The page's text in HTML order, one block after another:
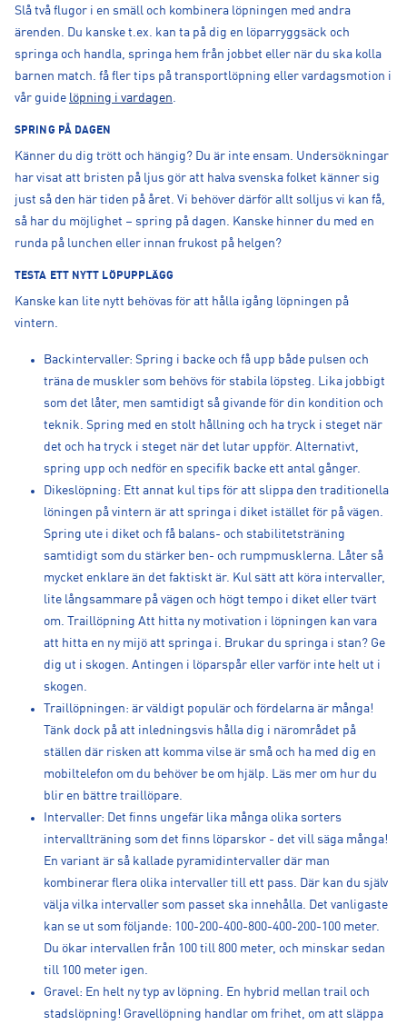
Slå två flugor i en smäll och kombinera löpningen med andra
ärenden. Du kanske t.ex. kan ta på dig en löparryggsäck och
springa och handla, springa hem från jobbet eller när du ska kolla
barnen match. få fler tips på transportlöpning eller vardagsmotion i
vår guide löpning i vardagen.
SPRING PÅ DAGEN
Känner du dig trött och hängig? Du är inte ensam. Undersökningar
har visat att bristen på ljus gör att halva svenska folket känner sig
just så den här tiden på året. Vi behöver därför allt solljus vi kan få,
så har du möjlighet – spring på dagen. Kanske hinner du med en
runda på lunchen eller innan frukost på helgen?
TESTA ETT NYTT LÖPUPPLÄGG
Kanske kan lite nytt behövas för att hålla igång löpningen på
vintern.
Backintervaller: Spring i backe och få upp både pulsen och
träna de muskler som behövs för stabila löpsteg. Lika jobbigt
som det låter, men samtidigt så givande för din kondition och
teknik. Spring med en stolt hållning och ha tryck i steget när
det och ha tryck i steget när det lutar uppför. Alternativt,
spring upp och nedför en specifik backe ett antal gånger.
Dikeslöpning: Ett annat kul tips för att slippa den traditionella
löningen på vintern är att springa i diket istället för på vägen.
Spring ute i diket och få balans- och stabilitetsträning
samtidigt som du stärker ben- och rumpmusklerna. Låter så
mycket enklare än det faktiskt är. Kul sätt att köra intervaller,
lite långsammare på vägen och högt tempo i diket eller tvärt
om. Traillöpning Att hitta ny motivation i löpningen kan vara
att hitta en ny mijö att springa i. Brukar du springa i stan? Ge
dig ut i skogen. Antingen i löparspår eller varför inte helt ut i
skogen.
Traillöpningen: är väldigt populär och fördelarna är många!
Tänk dock på att inledningsvis hålla dig i närområdet på
ställen där risken att komma vilse är små och ha med dig en
mobiltelefon om du behöver be om hjälp. Läs mer om hur du
blir en bättre traillöpare.
Intervaller: Det finns ungefär lika många olika sorters
intervallträning som det finns löparskor - det vill säga många!
En variant är så kallade pyramidintervaller där man
kombinerar flera olika intervaller till ett pass. Där kan du själv
välja vilka intervaller som passet ska innehålla. Det vanligaste
kan se ut som följande: 100-200-400-800-400-200-100 meter.
Du ökar intervallen från 100 till 800 meter, och minskar sedan
till 100 meter igen.
Gravel: En helt ny typ av löpning. En hybrid mellan trail och
stadslöpning! Gravellöpning handlar om frihet, om att släppa